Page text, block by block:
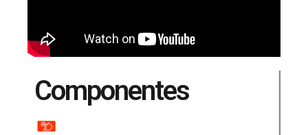
Componentes